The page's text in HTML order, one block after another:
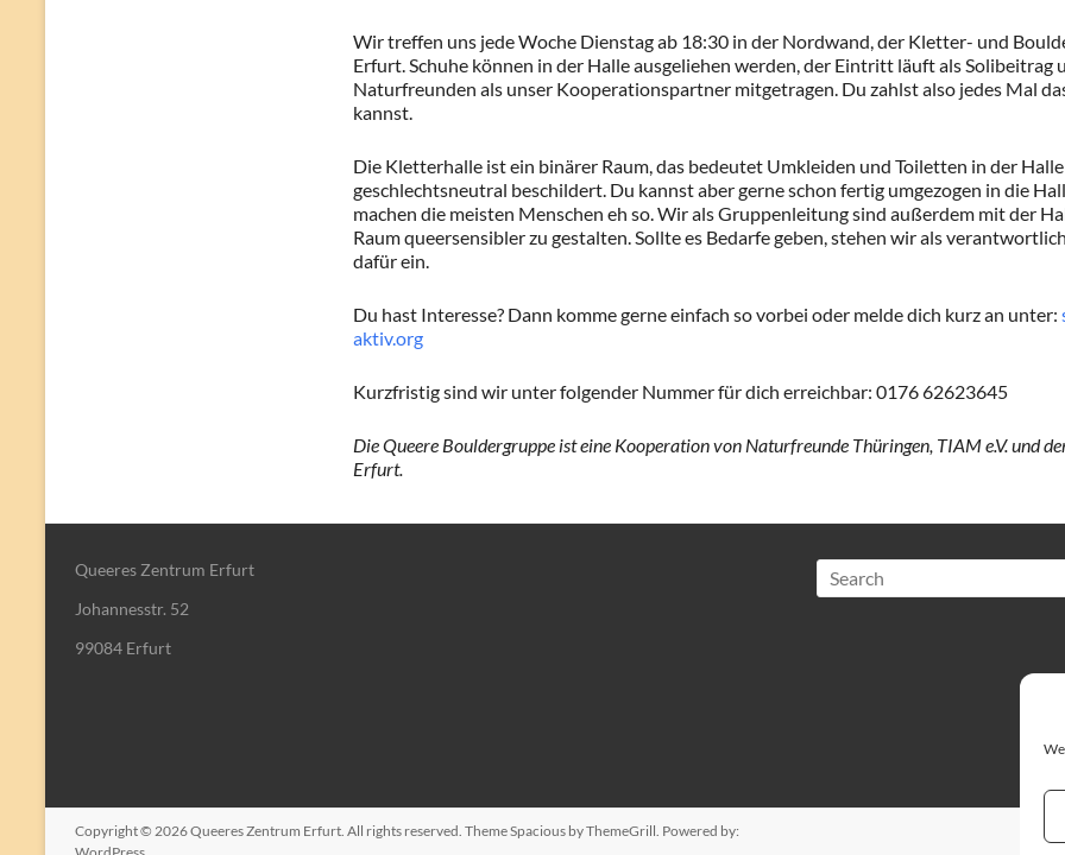
Wir treffen uns jede Woche Dienstag ab 18:30 in der Nordwand, der Kletter- und
Erfurt. Schuhe können in der Halle ausgeliehen werden, der Eintritt läuft als Solibeitrag
Naturfreunden als unser Kooperationspartner mitgetragen. Du zahlst also jedes Mal
kannst.
Die Kletterhalle ist ein binärer Raum, das bedeutet Umkleiden und Toiletten in der
geschlechtsneutral beschildert. Du kannst aber gerne schon fertig umgezogen in die
machen die meisten Menschen eh so. Wir als Gruppenleitung sind außerdem mit der
Raum queersensibler zu gestalten. Sollte es Bedarfe geben, stehen wir als
dafür ein.
Du hast Interesse? Dann komme gerne einfach so vorbei oder melde dich kurz an unter:
aktiv.org
Kurzfristig sind wir unter folgender Nummer für dich erreichbar: 0176 62623645
Die Queere Bouldergruppe ist eine Kooperation von Naturfreunde Thüringen, TIAM e.V. und
Erfurt.
Queeres Zentrum Erfurt
Johannesstr. 52
99084 Erfurt
Search
Copyright © 2026Queeres Zentrum Erfurt . All rights reserved. ThemeSpacious by ThemeGrill. Powered by: